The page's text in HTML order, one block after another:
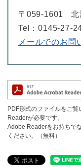
〒059-1601
北
Tel：0145-27-
メールでのお問
PDF形式のファイルをご
Readerが必要です。
Adobe Readerをお持ちで
ください。（無料）